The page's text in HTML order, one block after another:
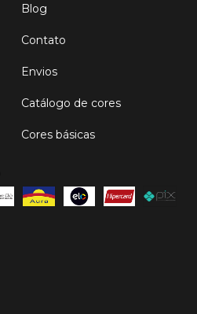
Blog
Contato
Envios
Catálogo de cores
Cores básicas